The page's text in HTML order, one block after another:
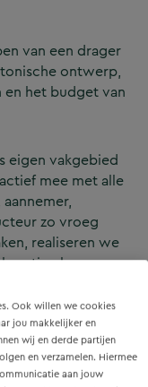
Ook willen we cookies
jou makkelijker en
wij en derde partijen
en verzamelen. Hiermee
aan jouw
van een drager
ontwerp,
en het budget van
eigen vakgebied
mee met alle
zo vroeg
realiseren we
optimale
als renovatie.
constructieve